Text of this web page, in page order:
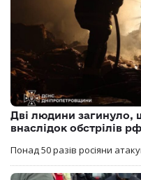
Дві людини загинуло,
внаслідок обстрілів
Понад 50 разів росіяни